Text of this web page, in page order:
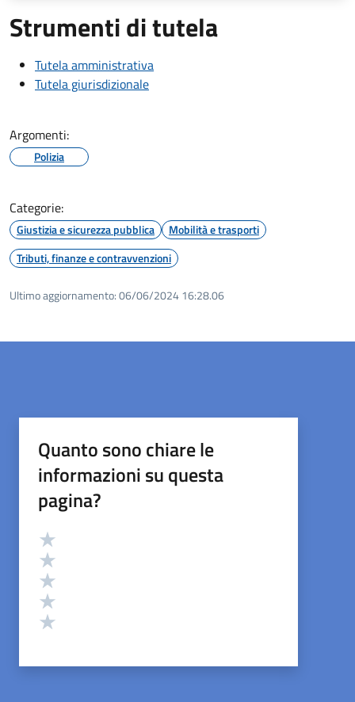
Strumenti di tutela
Tutela amministrativa
Tutela giurisdizionale
Argomenti:
Polizia
Categorie:
Giustizia e sicurezza pubblica
Mobilità e trasporti
Tributi, finanze e contravvenzioni
Ultimo aggiornamento:06/06/2024 16:28.06
Quanto sono chiare le
informazioni su questa
pagina?
Valutazione